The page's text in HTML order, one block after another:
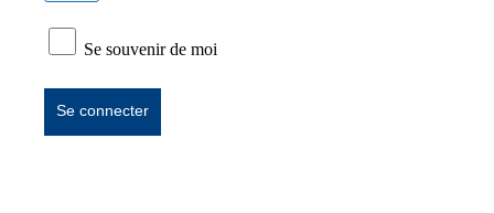
Se souvenir de moi